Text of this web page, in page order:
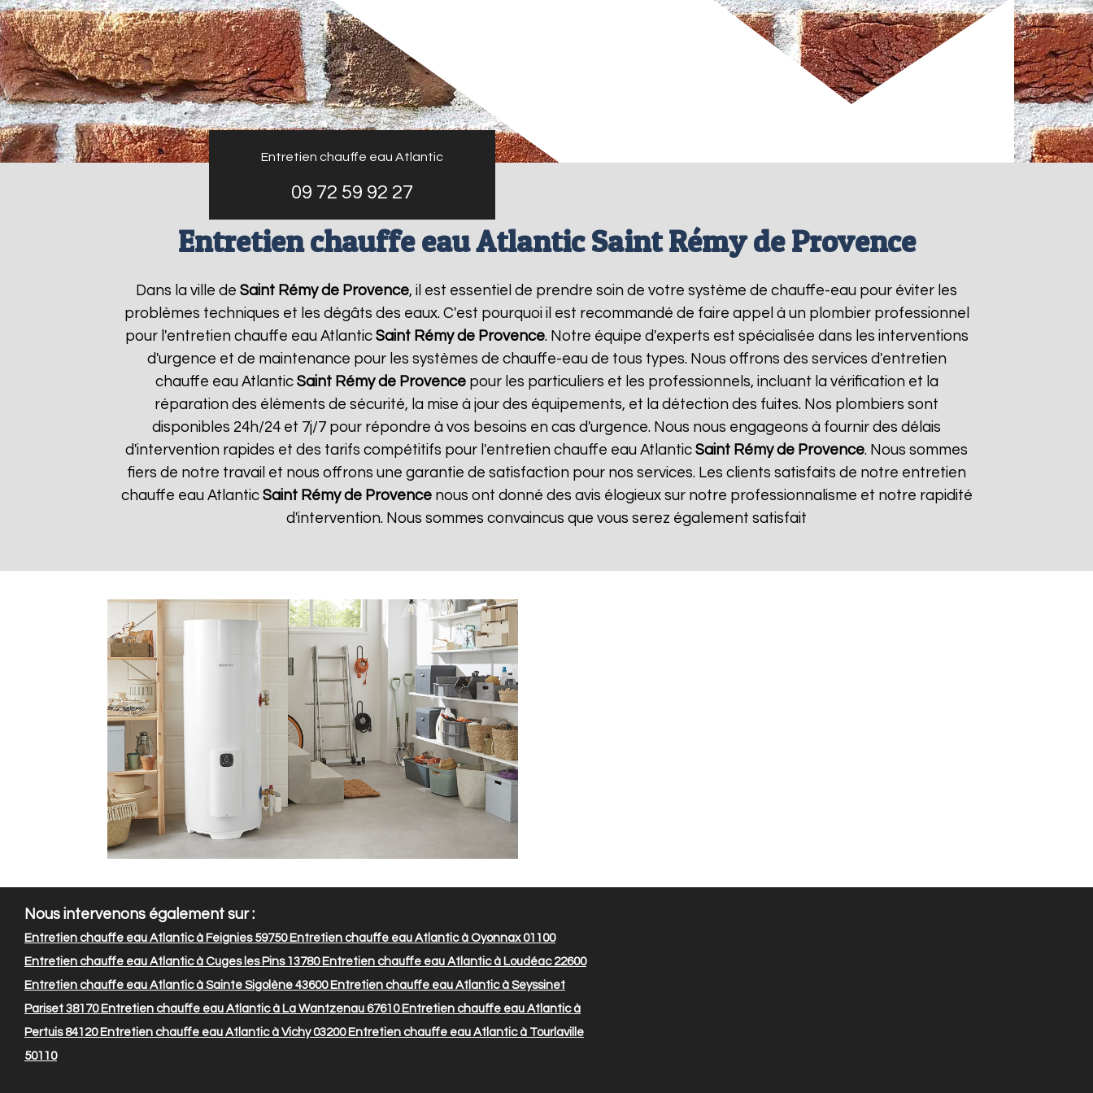
Entretien chauffe eau Atlantic
09 72 59 92 27
Entretien chauffe eau Atlantic Saint Rémy de Provence
Dans la ville de Saint Rémy de Provence, il est essentiel de prendre soin de votre système de chauffe-eau pour éviter les
problèmes techniques et les dégâts des eaux. C'est pourquoi il est recommandé de faire appel à un plombier professionnel
pour l'entretien chauffe eau Atlantic Saint Rémy de Provence. Notre équipe d'experts est spécialisée dans les interventions
d'urgence et de maintenance pour les systèmes de chauffe-eau de tous types. Nous offrons des services d'entretien
chauffe eau Atlantic Saint Rémy de Provencepour les particuliers et les professionnels, incluant la vérification et la
réparation des éléments de sécurité, la mise à jour des équipements, et la détection des fuites. Nos plombiers sont
disponibles 24h/24 et 7j/7 pour répondre à vos besoins en cas d'urgence. Nous nous engageons à fournir des délais
d'intervention rapides et des tarifs compétitifs pour l'entretien chauffe eau Atlantic Saint Rémy de Provence. Nous sommes
fiers de notre travail et nous offrons une garantie de satisfaction pour nos services. Les clients satisfaits de notre entretien
chauffe eau Atlantic Saint Rémy de Provencenous ont donné des avis élogieux sur notre professionnalisme et notre rapidité
d'intervention. Nous sommes convaincus que vous serez également satisfait
Nous intervenons également sur :
Entretien chauffe eau Atlantic à Feignies 59750Entretien chauffe eau Atlantic à Oyonnax 01100
Entretien chauffe eau Atlantic à Cuges les Pins 13780Entretien chauffe eau Atlantic à Loudéac 22600
Entretien chauffe eau Atlantic à Sainte Sigolène 43600Entretien chauffe eau Atlantic à Seyssinet
Pariset 38170Entretien chauffe eau Atlantic à La Wantzenau 67610Entretien chauffe eau Atlantic à
Pertuis 84120Entretien chauffe eau Atlantic à Vichy 03200Entretien chauffe eau Atlantic à Tourlaville
50110